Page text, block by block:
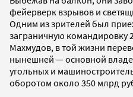
фейерверк взрывов и
Одним из зрителей был
заграничную командировку
Махмудов, в той жизни
нынешней — основной
угольных и
оборотом около 350 млрд